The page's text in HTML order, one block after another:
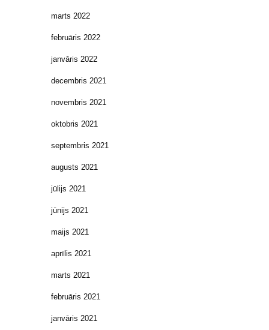
marts 2022
februāris 2022
janvāris 2022
decembris 2021
novembris 2021
oktobris 2021
septembris 2021
augusts 2021
jūlijs 2021
jūnijs 2021
maijs 2021
aprīlis 2021
marts 2021
februāris 2021
janvāris 2021